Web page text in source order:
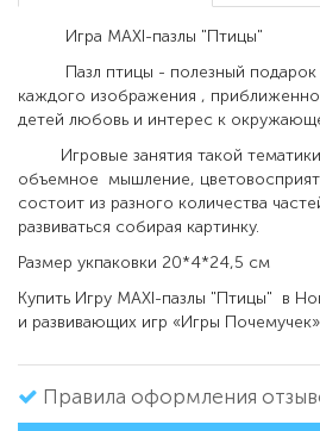
Игра MAXI-пазлы "Птицы"
Пазл птицы - полезный подарок
каждого изображения ,
детей любовь и интерес к
Игровые занятия такой тематики
объемное мышление,
состоит из разного количества
развиваться собирая картинку.
Размер укпаковки 20*4*24,5 см
Купить Игру MAXI-пазлы "Птицы" в
и развивающих игр «Игры
Правила оформления